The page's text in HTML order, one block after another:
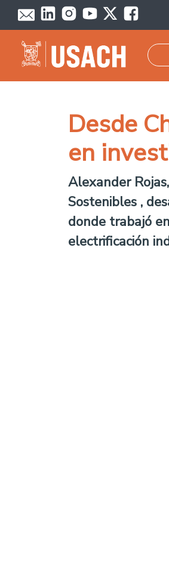
Pasar al contenido principal
Desde
en
Alexander
Sostenibles ,
donde trabajó
electrificación